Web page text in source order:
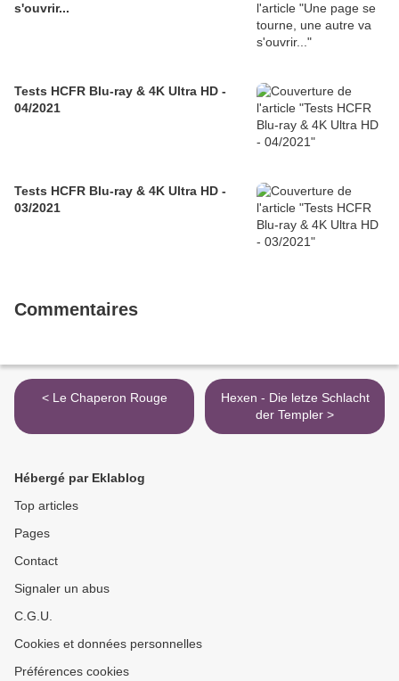
s'ouvrir...
Tests HCFR Blu-ray & 4K Ultra HD -
04/2021
Tests HCFR Blu-ray & 4K Ultra HD -
03/2021
Commentaires
< Le Chaperon Rouge
Hexen - Die letze Schlacht
der Templer >
Hébergé par Eklablog
Top articles
Pages
Contact
Signaler un abus
C.G.U.
Cookies et données personnelles
Préférences cookies